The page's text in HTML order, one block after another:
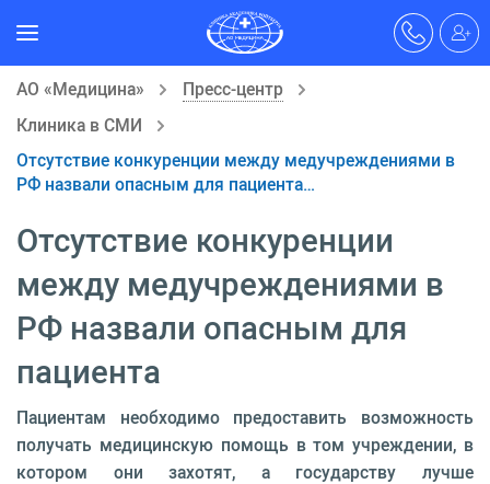
АО «Медицина»
Пресс-центр
Клиника в СМИ
Отсутствие конкуренции между медучреждениями в
РФ назвали опасным для пациента…
Отсутствие конкуренции
между медучреждениями в
РФ назвали опасным для
пациента
Пациентам необходимо предоставить возможность
получать медицинскую помощь в том учреждении, в
котором они захотят, а государству лучше